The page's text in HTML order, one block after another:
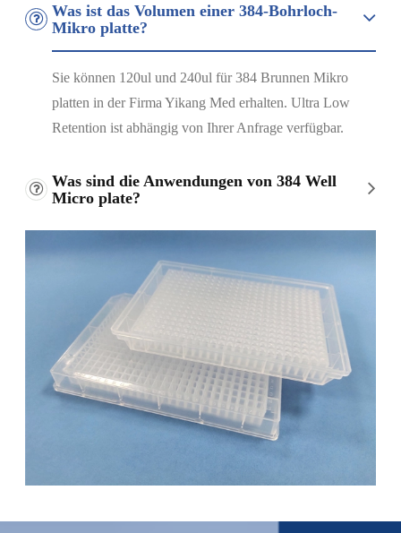
Was ist das Volumen einer 384-Bohrloch-
Mikro platte?
Sie können 120ul und 240ul für 384 Brunnen Mikro
platten in der Firma Yikang Med erhalten. Ultra Low
Retention ist abhängig von Ihrer Anfrage verfügbar.
Was sind die Anwendungen von 384 Well
Micro plate?